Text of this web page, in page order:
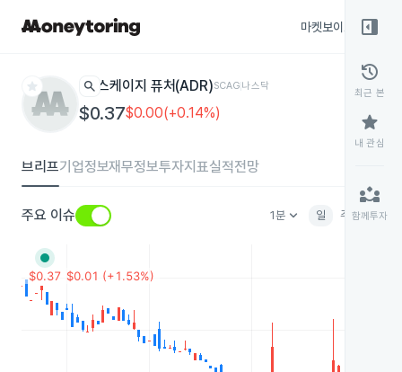
마켓보이스
star search 스케이지 퓨처(ADR)SCAG나스닥
$0.37$0.00(+0.14%)
브리프기업정보재무정보투자지표실적전망
주요 이슈 1분keyboard_arrow_down 일 주 월
right_panel_open
history
최근 본
star
내 관심
partner_exchange
함께투자